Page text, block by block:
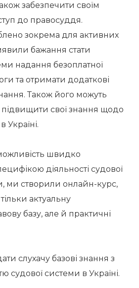
забезпечити своїм
до правосуддя.
зокрема для активних
бажання стати
надання безоплатної
та отримати додаткові
Також його можуть
підвищити свої знання щодо
Україні.
швидко
діяльності судової
ми створили онлайн-курс,
актуальну
базу, але й практичні
слухачу базові знання з
судової системи в Україні.